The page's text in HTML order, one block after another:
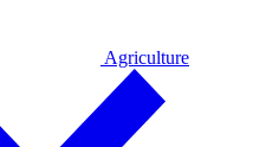
Agriculture